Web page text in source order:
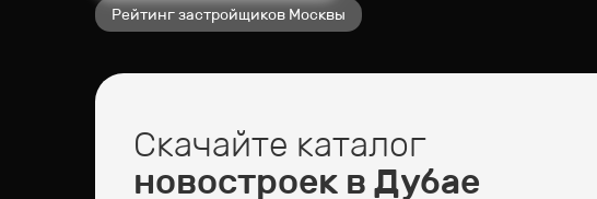
Рейтинг застройщиков Москвы
Скачайте каталог
новостроек в Дубае